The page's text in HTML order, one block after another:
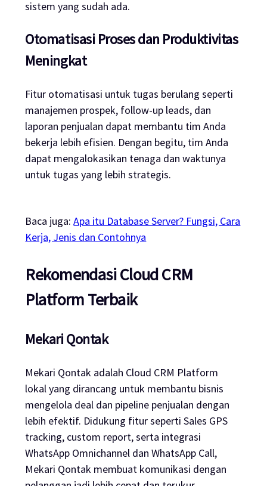
sistem yang sudah ada.
Otomatisasi Proses dan Produktivitas
Meningkat
Fitur otomatisasi untuk tugas berulang seperti
manajemen prospek, follow-up leads, dan
laporan penjualan dapat membantu tim Anda
bekerja lebih efisien. Dengan begitu, tim Anda
dapat mengalokasikan tenaga dan waktunya
untuk tugas yang lebih strategis.
Baca juga: Apa itu Database Server? Fungsi, Cara
Kerja, Jenis dan Contohnya
Rekomendasi Cloud CRM
Platform Terbaik
Mekari Qontak
Mekari Qontak adalah Cloud CRM Platform
lokal yang dirancang untuk membantu bisnis
mengelola deal dan pipeline penjualan dengan
lebih efektif. Didukung fitur seperti Sales GPS
tracking, custom report, serta integrasi
WhatsApp Omnichannel dan WhatsApp Call,
Mekari Qontak membuat komunikasi dengan